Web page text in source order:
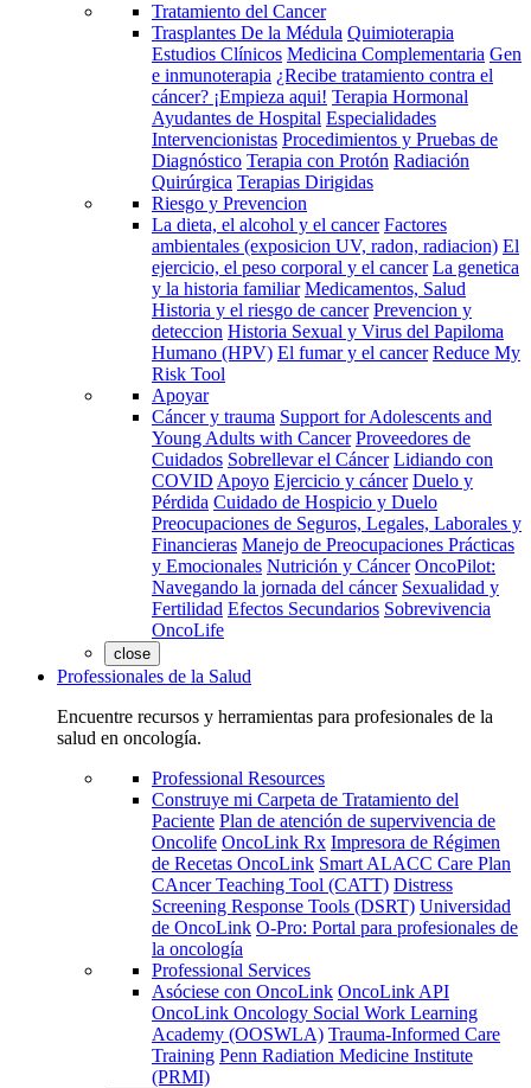
Tratamiento del Cancer
Trasplantes De la Médula Quimioterapia
Estudios Clínicos Medicina Complementaria Gen
e inmunoterapia ¿Recibe tratamiento contra el
cáncer? ¡Empieza aqui! Terapia Hormonal
Ayudantes de Hospital Especialidades
Intervencionistas Procedimientos y Pruebas de
Diagnóstico Terapia con Protón Radiación
Quirúrgica Terapias Dirigidas
Riesgo y Prevencion
La dieta, el alcohol y el cancer Factores
ambientales (exposicion UV, radon, radiacion) El
ejercicio, el peso corporal y el cancer La genetica
y la historia familiar Medicamentos, Salud
Historia y el riesgo de cancer Prevencion y
deteccion Historia Sexual y Virus del Papiloma
Humano (HPV) El fumar y el cancer Reduce My
Risk Tool
Apoyar
Cáncer y trauma Support for Adolescents and
Young Adults with Cancer Proveedores de
Cuidados Sobrellevar el Cáncer Lidiando con
COVID Apoyo Ejercicio y cáncer Duelo y
Pérdida Cuidado de Hospicio y Duelo
Preocupaciones de Seguros, Legales, Laborales y
Financieras Manejo de Preocupaciones Prácticas
y Emocionales Nutrición y Cáncer OncoPilot:
Navegando la jornada del cáncer Sexualidad y
Fertilidad Efectos Secundarios Sobrevivencia
OncoLife
close
Professionales de la Salud
Encuentre recursos y herramientas para profesionales de la
salud en oncología.
Professional Resources
Construye mi Carpeta de Tratamiento del
Paciente Plan de atención de supervivencia de
Oncolife OncoLink Rx Impresora de Régimen
de Recetas OncoLink Smart ALACC Care Plan
CAncer Teaching Tool (CATT) Distress
Screening Response Tools (DSRT) Universidad
de OncoLink O-Pro: Portal para profesionales de
la oncología
Professional Services
Asóciese con OncoLink OncoLink API
OncoLink Oncology Social Work Learning
Academy (OOSWLA) Trauma-Informed Care
Training Penn Radiation Medicine Institute
(PRMI)